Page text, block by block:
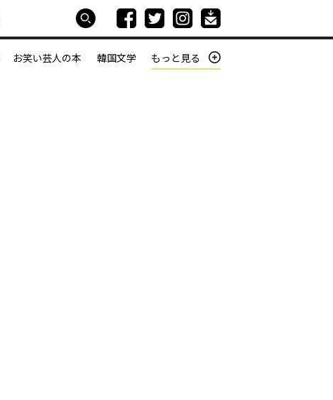
お笑い芸人の本 韓国文学 もっと見る